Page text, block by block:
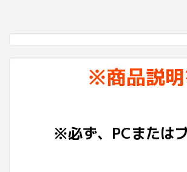
※商品説明
※必ず、PCまたは